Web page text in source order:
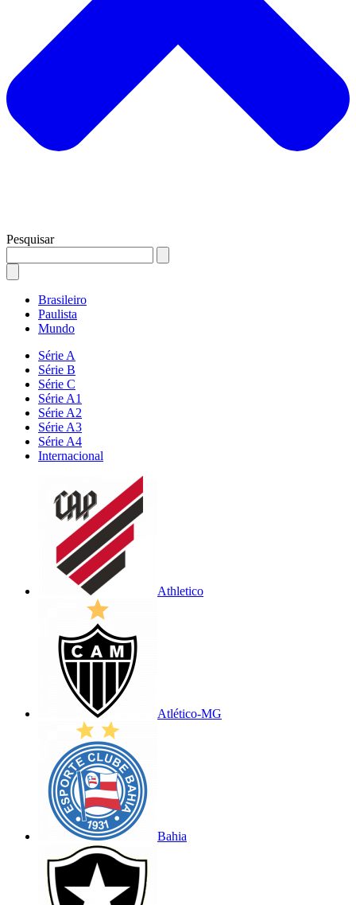
Pesquisar
Brasileiro
Paulista
Mundo
Série A
Série B
Série C
Série A1
Série A2
Série A3
Série A4
Internacional
Athletico
Atlético-MG
Bahia